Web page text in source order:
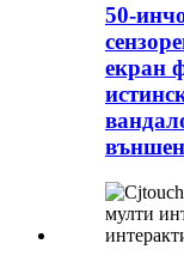
50-
екран
външен